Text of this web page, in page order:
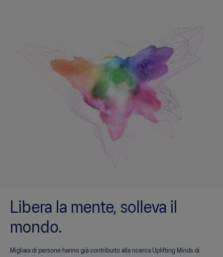
Libera la mente, solleva il
mondo.
Migliaia di persone hanno già contribuito alla ricerca Uplifting Minds di